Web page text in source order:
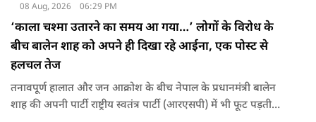
08 Aug, 2026 06:29 PM
‘काला चश्मा उतारने का समय आ गया…’ लोगों के विरोध के
बीच बालेन शाह को अपने ही दिखा रहे आईना, एक पोस्ट से
हलचल तेज
तनावपूर्ण हालात और जन आक्रोश के बीच नेपाल के प्रधानमंत्री बालेन
शाह की अपनी पार्टी राष्ट्रीय स्वतंत्र पार्टी (आरएसपी) में भी फूट पड़ती